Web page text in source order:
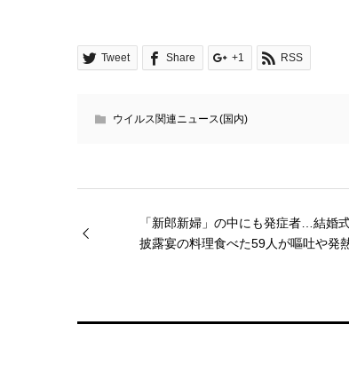
Tweet Share +1 RSS
ウイルス関連ニュース(国内)
「新郎新婦」の中にも発症者…結婚
披露宴の料理食べた59人が嘔吐や発熱